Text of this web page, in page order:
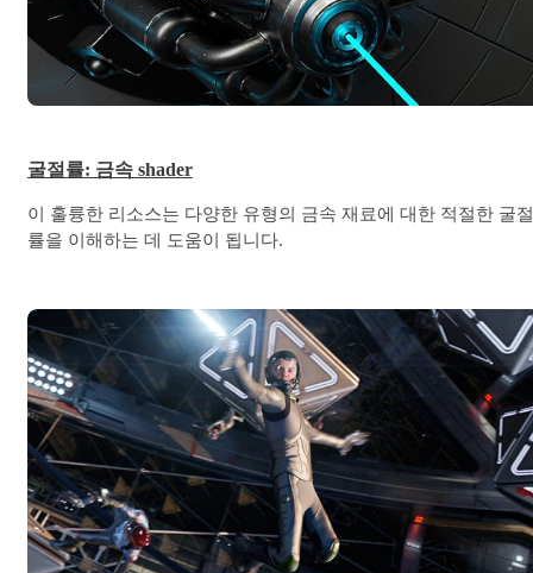
굴절률: 금속 shader
이 훌륭한 리소스는 다양한 유형의 금속 재료에 대한 적절한 굴절
률을 이해하는 데 도움이 됩니다.